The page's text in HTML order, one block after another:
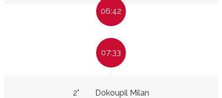
06:42
07:33
Dokoupil Milan
2"